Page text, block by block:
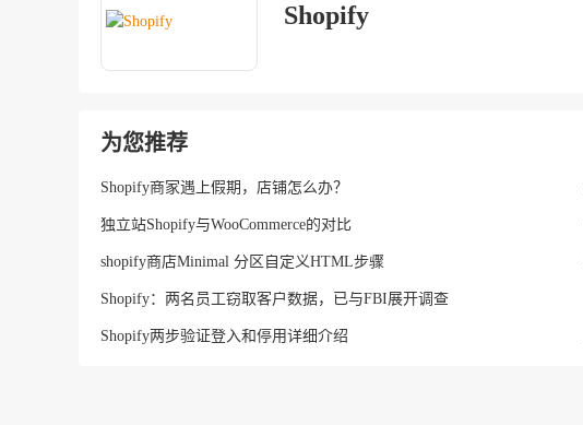
Shopify
为您推荐
Shopify商家遇上假期，店铺怎么办？
独立站Shopify与WooCommerce的对比
shopify商店Minimal 分区自定义HTML步骤
Shopify：两名员工窃取客户数据，已与FBI展开调查
Shopify两步验证登入和停用详细介绍